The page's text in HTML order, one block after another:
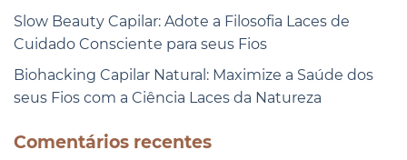
Slow Beauty Capilar: Adote a Filosofia Laces de
Cuidado Consciente para seus Fios
Biohacking Capilar Natural: Maximize a Saúde dos
seus Fios com a Ciência Laces da Natureza
Comentários recentes